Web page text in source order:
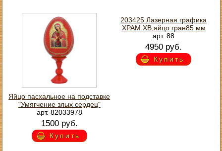
Яйцо пасхальное на подставке
"Умягчение злых сердец"
арт. 82033978
1500 руб.
Купить
203425 Лазерная графика
ХРАМ ХВ,яйцо гран85 мм
арт. 88
4950 руб.
Купить